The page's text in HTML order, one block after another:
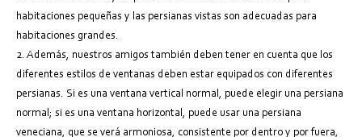
habitaciones pequeñas y las persianas vistas son adecuadas para
habitaciones grandes.
2. Además, nuestros amigos también deben tener en cuenta que los
diferentes estilos de ventanas deben estar equipados con diferentes
persianas. Si es una ventana vertical normal, puede elegir una persiana
normal; si es una ventana horizontal, puede usar una persiana
veneciana, que se verá armoniosa, consistente por dentro y por fuera,